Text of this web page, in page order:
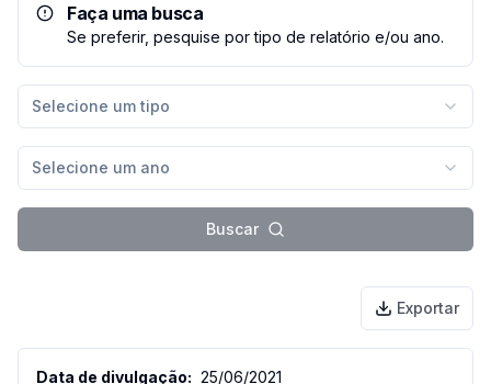
Faça uma busca
Se preferir, pesquise por tipo de relatório e/ou ano.
Selecione um tipo
Selecione um ano
Buscar
Exportar
25/06/2021